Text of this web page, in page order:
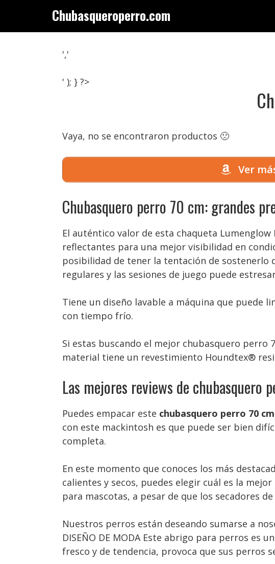
contenido
Chubasqueroperro.com
','
' ); } ?>
Vaya, no se encontraron productos 🙁
Ver
Chubasquero perro 70 cm: grandes
El auténtico valor de esta chaqueta
reflectantes para una mejor visibilidad en
posibilidad de tener la tentación de sostenerlo
regulares y las sesiones de juego puede
Tiene un diseño lavable a máquina que puede
con tiempo frío.
Si estas buscando el mejor chubasquero perro
material tiene un revestimiento Houndtex®
Las mejores reviews de chubasquero
Puedes empacar este chubasquero perro 70 cm
con este mackintosh es que puede ser bien
completa.
En este momento que conoces los más
calientes y secos, puedes elegir cuál es la
para mascotas, a pesar de que los secadores
Nuestros perros están deseando sumarse a
DISEÑO DE MODA Este abrigo para perros es
fresco y de tendencia, provoca que sus perros